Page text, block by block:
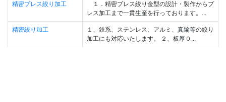
精密プレス絞り加工
１．精密プレス絞り金型の設計・製作からプ
レス加工まで一貫生産を行っております。...
精密絞り加工
１、鉄系、ステンレス、アルミ、真鍮等の絞り
加工にも対応いたします。 ２、板厚０...